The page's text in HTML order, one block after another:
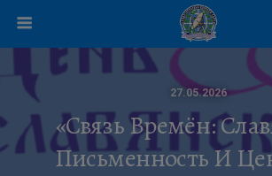
27.05.2026
«Связь Времён:
Письменность И